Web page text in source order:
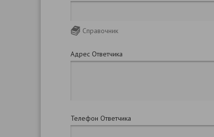
Справочник
Адрес Ответчика
Телефон Ответчика